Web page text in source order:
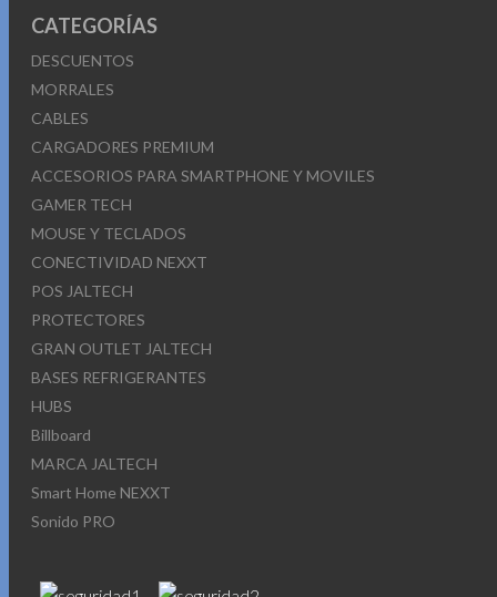
CATEGORÍAS
DESCUENTOS
MORRALES
CABLES
CARGADORES PREMIUM
ACCESORIOS PARA SMARTPHONE Y MOVILES
GAMER TECH
MOUSE Y TECLADOS
CONECTIVIDAD NEXXT
POS JALTECH
PROTECTORES
GRAN OUTLET JALTECH
BASES REFRIGERANTES
HUBS
Billboard
MARCA JALTECH
Smart Home NEXXT
Sonido PRO